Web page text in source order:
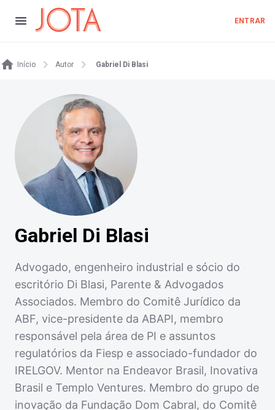
ENTRAR
Início Autor Gabriel Di Blasi
Gabriel Di Blasi
Advogado, engenheiro industrial e sócio do
escritório Di Blasi, Parente & Advogados
Associados. Membro do Comitê Jurídico da
ABF, vice-presidente da ABAPI, membro
responsável pela área de PI e assuntos
regulatórios da Fiesp e associado-fundador do
IRELGOV. Mentor na Endeavor Brasil, Inovativa
Brasil e Templo Ventures. Membro do grupo de
inovação da Fundação Dom Cabral, do Comitê